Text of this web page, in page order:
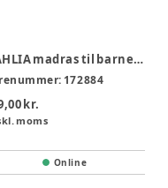
DAHLIA madras til barnevogn
172884
kr.
moms
Online